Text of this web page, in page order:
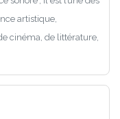
artistique,
cinéma, de littérature,